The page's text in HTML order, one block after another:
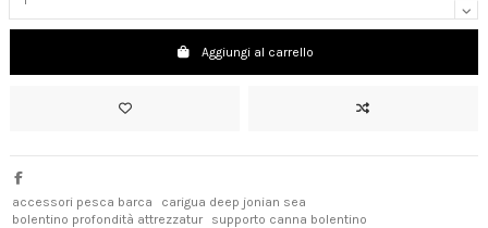
Aggiungi al carrello
accessori pesca barca
carigua deep jonian sea
bolentino profondità attrezzatur
supporto canna bolentino